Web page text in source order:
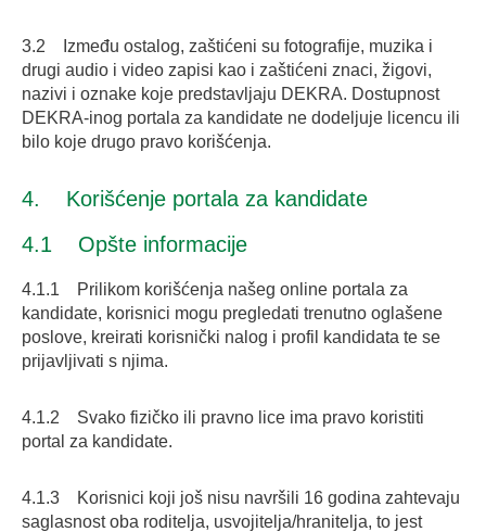
3.2 Između ostalog, zaštićeni su fotografije, muzika i
drugi audio i video zapisi kao i zaštićeni znaci, žigovi,
nazivi i oznake koje predstavljaju DEKRA. Dostupnost
DEKRA-inog portala za kandidate ne dodeljuje licencu ili
bilo koje drugo pravo korišćenja.
4. Korišćenje portala za kandidate
4.1 Opšte informacije
4.1.1 Prilikom korišćenja našeg online portala za
kandidate, korisnici mogu pregledati trenutno oglašene
poslove, kreirati korisnički nalog i profil kandidata te se
prijavljivati s njima.
4.1.2 Svako fizičko ili pravno lice ima pravo koristiti
portal za kandidate.
4.1.3 Korisnici koji još nisu navršili 16 godina zahtevaju
saglasnost oba roditelja, usvojitelja/hranitelja, to jest